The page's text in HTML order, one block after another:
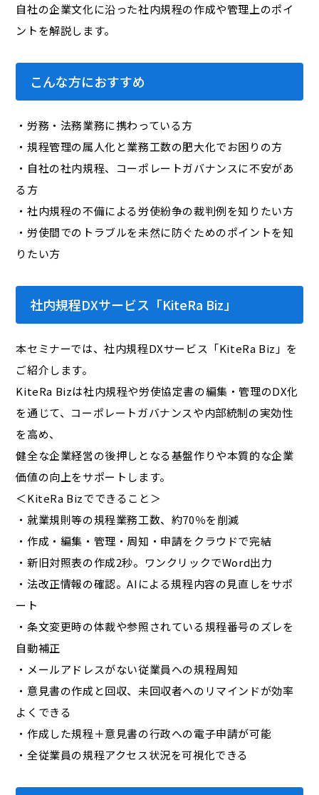
自社の企業文化に沿った社内規程の作成や管理上のポイ
ントを解説します。
こんな方におすすめ
・労務・法務業務に携わっている方
・規程管理の属人化と業務工数の肥大化でお困りの方
・自社の社内規程、コーポレートガバナンスに不安があ
る方
・社内規程の不備による労使紛争の裁判例を知りたい方
・労使間でのトラブルを未然に防ぐためのポイントを知
りたい方
社内規程DXサービス「KiteRa Biz」
本セミナーでは、社内規程DXサービス「KiteRa Biz」を
ご紹介します。
KiteRa Bizは社内規程や労使協定書の編集・管理のDX化
を通じて、コーポレートガバナンスや内部統制の実効性
を高め、
健全な企業経営の後押しとなる基盤作りや本質的な企業
価値の向上をサポートします。
＜KiteRa Bizでできること＞
・就業規則等の規程業務工数、約70％を削減
・作成・編集・管理・周知・申請をクラウドで完結
・新旧対照表の作成2秒。ワンクリックでWord出力
・法改正情報の確認。AIによる規程内容の見直しをサポ
ート
・条文変更時の体裁や参照されている規程番号のズレを
自動補正
・メールアドレスがない従業員への規程周知
・意見書の作成と回収、未回収者へのリマインドが効率
よくできる
・作成した規程＋意見書の行政への電子申請が可能
・全従業員の規程アクセス状況を可視化できる